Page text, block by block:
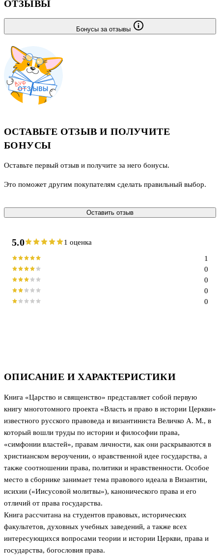
ОПИСАНИЕ И ХАРАКТЕРИСТИКИ
Книга «Царство и священство» представляет собой первую
книгу многотомного проекта «Власть и право в истории Церкви»
известного русского правоведа и византиниста Величко A. M., в
который вошли труды по истории и философии права,
«симфонии властей», правам личности, как они раскрываются в
христианском вероучении, о нравственной идее государства, а
также соотношении права, политики и нравственности. Особое
место в сборнике занимает тема правового идеала в Византии,
исихии («Иисусовой молитвы»), канонического права и его
отличий от права государства.
Книга рассчитана на студентов правовых, исторических
факультетов, духовных учебных заведений, а также всех
интересующихся вопросами теории и истории Церкви, права и
государства, богословия права.
ОТЗЫВЫ
Бонусы за отзывы
ОСТАВЬТЕ ОТЗЫВ И ПОЛУЧИТЕ
БОНУСЫ
Оставьте первый отзыв и получите за него бонусы.
Это поможет другим покупателям сделать правильный выбор.
Оставить отзыв
5.0 1 оценка
0
0
0
0
1